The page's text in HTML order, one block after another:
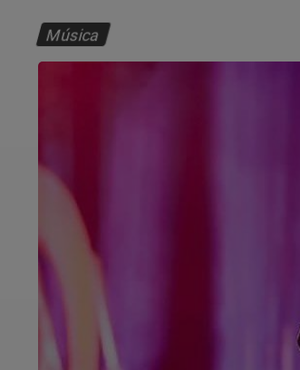
Música